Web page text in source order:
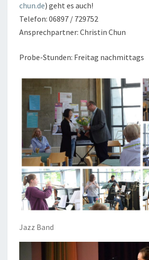
chun.de) geht es auch!
Telefon: 06897 / 729752
Ansprechpartner: Christin Chun
Probe-Stunden: Freitag nachmittags
Jazz Band